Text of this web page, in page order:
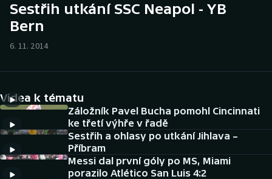
Hokej
Cyklistika
DALŠÍ SPORTY
Americký fotbal
NEPŘEHLÉDNĚTE
Sestřih utkání SSC Neapol - YB
Bern
6. 11. 2014
Videa k tématu
Záložník Pavel Bucha pomohl Cincinnati
ke třetí výhře v řadě
Sestřih a ohlasy po utkání Jihlava –
Příbram
Messi dal první góly po MS, Miami
porazilo Atlético San Luis 4:2